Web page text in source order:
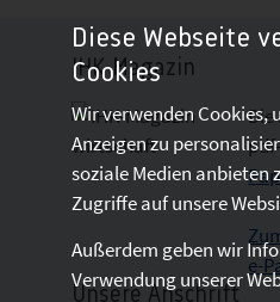
IHK-Magazin
Die
e-
Unsere Anschrift
Diese Webseite
Cookies
Wir verwenden Cookies,
Anzeigen zu
soziale Medien anbieten
Zugriffe auf unsere
Außerdem geben wir
Verwendung unserer